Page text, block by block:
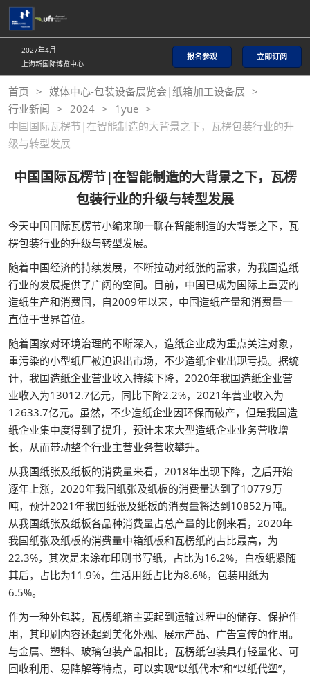
直
接
跳
至
内
容
2027年4月
上海新国际博览中心
报名参观 立即订阅
首页
媒体中心-包装设备展览会|纸箱加工设备展
行业新闻
2024
1yue
中国国际瓦楞节|在智能制造的大背景之下，瓦楞包装行业的升
级与转型发展
中国国际瓦楞节|在智能制造的大背景之下，瓦楞
包装行业的升级与转型发展
今天中国国际瓦楞节小编来聊一聊在智能制造的大背景之下，瓦
楞包装行业的升级与转型发展。
随着中国经济的持续发展，不断拉动对纸张的需求，为我国造纸
行业的发展提供了广阔的空间。目前，中国已成为国际上重要的
造纸生产和消费国，自2009年以来，中国造纸产量和消费量一
直位于世界首位。
随着国家对环境治理的不断深入，造纸企业成为重点关注对象，
重污染的小型纸厂被迫退出市场，不少造纸企业出现亏损。据统
计，我国造纸企业营业收入持续下降，2020年我国造纸企业营
业收入为13012.7亿元，同比下降2.2%，2021年营业收入为
12633.7亿元。虽然，不少造纸企业因环保而破产，但是我国造
纸企业集中度得到了提升，预计未来大型造纸企业业务营收增
长，从而带动整个行业主营业务营收攀升。
从我国纸张及纸板的消费量来看，2018年出现下降，之后开始
逐年上涨，2020年我国纸张及纸板的消费量达到了10779万
吨，预计2021年我国纸张及纸板的消费量将达到10852万吨。
从我国纸张及纸板各品种消费量占总产量的比例来看，2020年
我国纸张及纸板的消费量中箱纸板和瓦楞纸的占比最高，为
22.3%，其次是未涂布印刷书写纸，占比为16.2%，白板纸紧随
其后，占比为11.9%，生活用纸占比为8.6%，包装用纸为
6.5%。
作为一种外包装，瓦楞纸箱主要起到运输过程中的储存、保护作
用，其印刷内容还起到美化外观、展示产品、广告宣传的作用。
与金属、塑料、玻璃包装产品相比，瓦楞纸包装具有轻量化、可
回收利用、易降解等特点，可以实现“以纸代木”和“以纸代塑”，